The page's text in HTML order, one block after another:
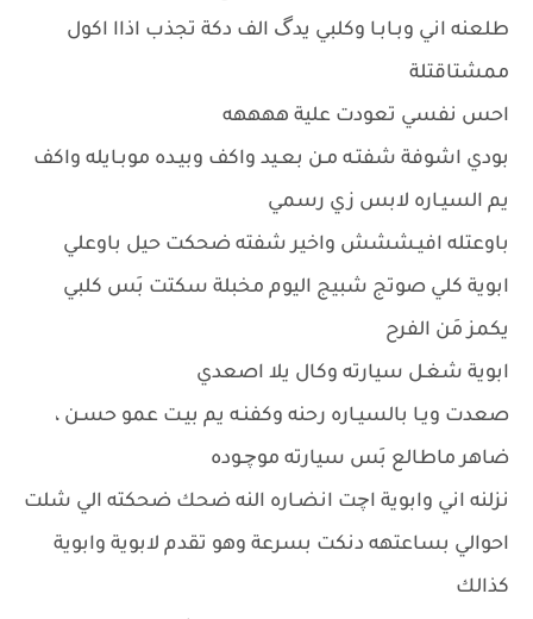
طلعنه اني وبـابـا وكلبي يدگ الف دكة تجذب اذاا اكول
ممشتاقتلة
احس نفسي تعودت علية ههههه
بودي اشوفة شفتـه مـن بعـيد واكف وبيـده موبـايله واكف
يم السيـاره لابس زي رسمي
باوعتله افيـششش واخير شفته ضحكت حيل باوعلي
ابوية كلي صوتج شبيج اليوم مخبلة سكتت بَس كلبي
يكمز مَن الفرح
ابوية شغـل سيارته وكال يلا اصعدي
صعدت ويـا بالسيـاره رحنه وكفنـه يم بيـت عمو حسـن ،
ضاهر ماطالع بَس سيارته موچـوده
نزلنه اني وابوية اچت انضـاره النه ضحك ضحكته الي شلت
احوالي بساعتهه دنكت بسرعة وهو تقدم لابوية وابوية
كذالك